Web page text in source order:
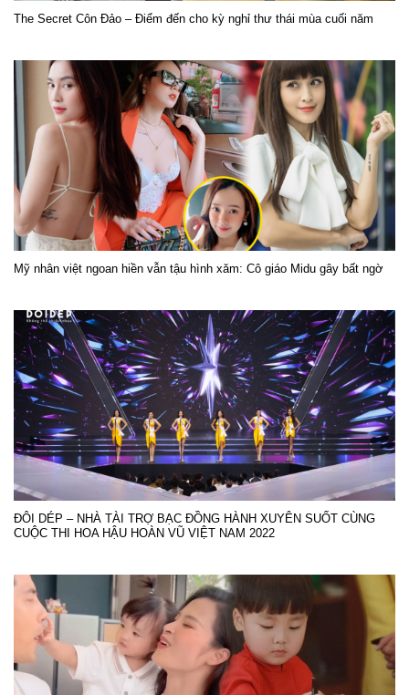
The Secret Côn Đảo – Điểm đến cho kỳ nghỉ thư thái mùa cuối năm
Mỹ nhân việt ngoan hiền vẫn tậu hình xăm: Cô giáo Midu gây bất ngờ
ĐÔI DÉP – NHÀ TÀI TRỢ BẠC ĐỒNG HÀNH XUYÊN SUỐT CÙNG
CUỘC THI HOA HẬU HOÀN VŨ VIỆT NAM 2022